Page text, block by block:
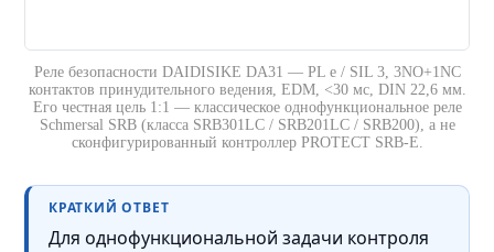
Реле безопасности DAIDISIKE DA31 — PL e / SIL 3, 3NO+1NC
контактов принудительного ведения, EDM, <30 мс, DIN 22,6 мм.
Его честная цель 1:1 — классическое однофункциональное реле
Schmersal SRB (класса SRB301LC / SRB201LC / SRB200), а не
сконфигурированный контроллер PROTECT SRB-E.
КРАТКИЙ ОТВЕТ
Для однофункциональной задачи контроля